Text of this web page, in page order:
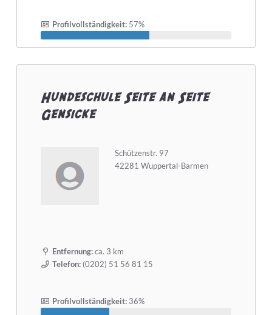
Profilvollständigkeit:57%
Hundeschule Seite an Seite
Gensicke
Schützenstr. 97
42281 Wuppertal-Barmen
Entfernung:ca. 3 km
Telefon:(0202) 51 56 81 15
Profilvollständigkeit:36%